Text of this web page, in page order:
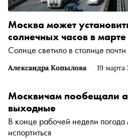
Александра Копылова 19 марта
Москва может
солнечных часов в марте
Солнце светило в столице
Москвичам пообещали
выходные
В конце рабочей недели
испортиться